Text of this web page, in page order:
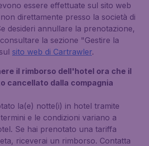
essere effettuate sul sito web
direttamente presso la società di
desideri annullare la prenotazione,
la sezione "Gestire la
sito web di Cartrawler.
il rimborso dell'hotel ora che il
cancellato dalla compagnia
la(e) notte(i) in hotel tramite
e le condizioni variano a
Se hai prenotato una tariffa
riceverai un rimborso. Contatta